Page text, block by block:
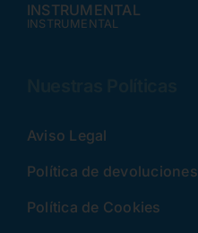
INSTRUMENTAL
INSTRUMENTAL
Aviso Legal
Política de devoluciones
Política de Cookies